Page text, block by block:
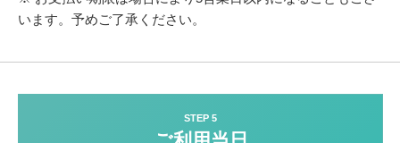
います。予めご了承ください。
STEP 5